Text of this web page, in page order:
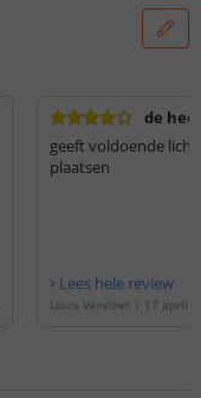
de
geeft voldoende
plaatsen
Lees hele review
Louis Vervloet | 17 april